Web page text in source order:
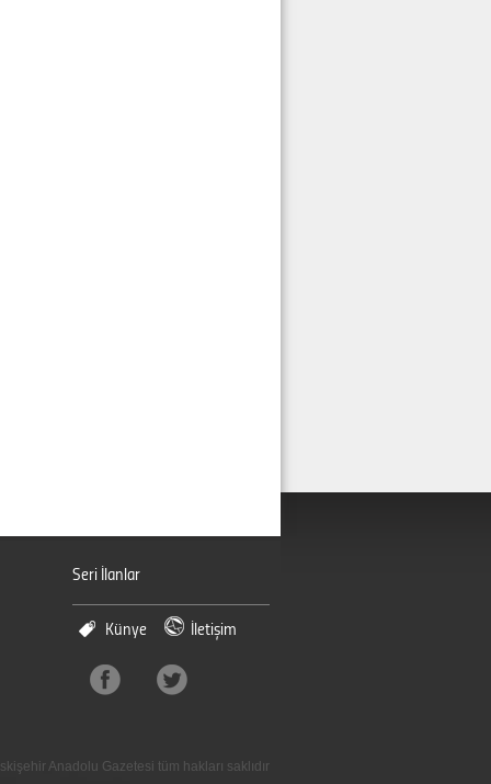
Seri İlanlar
Künye İletişim
Anadolu Gazetesi tüm hakları saklıdır